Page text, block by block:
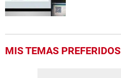
MIS TEMAS PREFERIDOS